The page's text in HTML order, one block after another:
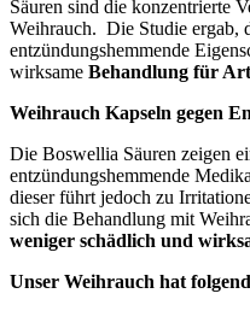
Säuren sind die konzentrierte
Weihrauch. Die Studie ergab,
entzündungshemmende
wirksame Behandlung für
Weihrauch Kapseln gegen
Die Boswellia Säuren zeigen
entzündungshemmende
dieser führt jedoch zu
sich die Behandlung mit
weniger schädlich und
Unser Weihrauch hat